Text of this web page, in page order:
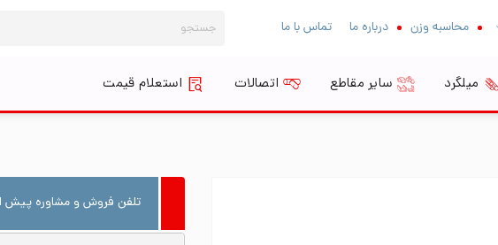
محاسبه وزن درباره ما تماس با ما
برای:
میلگرد سایر مقاطع اتصالات استعلام قیمت
تلفن فروش و مشاوره پیش